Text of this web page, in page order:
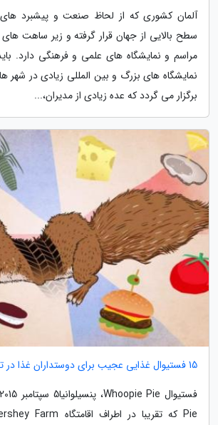
آلمان کشوری که از لحاظ صنعت و پیشبرد
سطح بالایی از جهان قرار گرفته و زیر ساهت
مراسم و نمایشگاه های علمی و فرهنگی دارد.
نمایشگاه های بزرگ و بین المللی زیادی در
برگزار می گردد که عده زیادی از مدیران،...
15 فستیوال غذایی عجیب برای دوستداران غذا در تور آمریکا